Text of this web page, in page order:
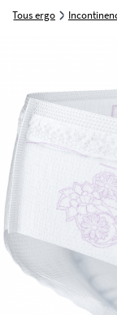
Tous ergo